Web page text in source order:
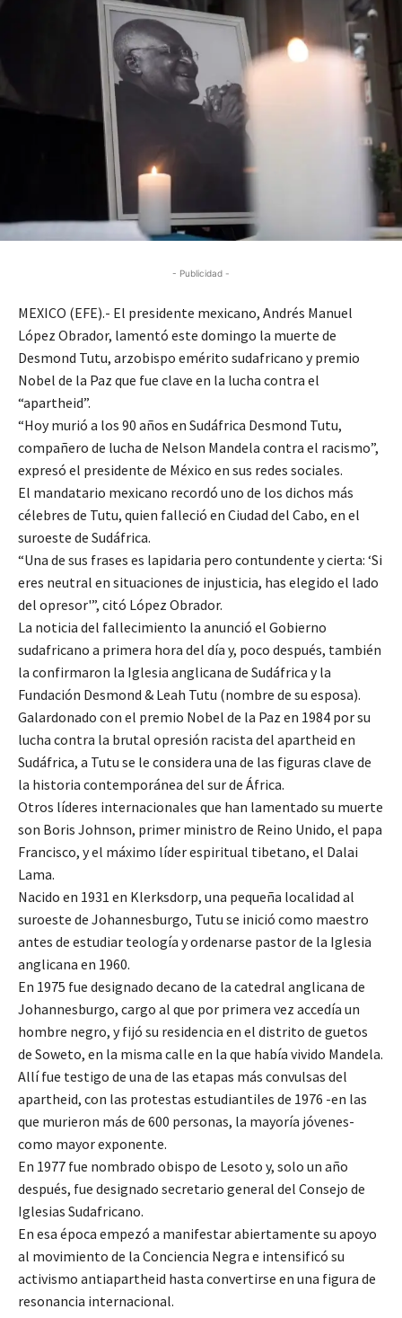
- Publicidad -
MEXICO (EFE).- El presidente mexicano, Andrés Manuel
López Obrador, lamentó este domingo la muerte de
Desmond Tutu, arzobispo emérito sudafricano y premio
Nobel de la Paz que fue clave en la lucha contra el
“apartheid”.
“Hoy murió a los 90 años en Sudáfrica Desmond Tutu,
compañero de lucha de Nelson Mandela contra el racismo”,
expresó el presidente de México en sus redes sociales.
El mandatario mexicano recordó uno de los dichos más
célebres de Tutu, quien falleció en Ciudad del Cabo, en el
suroeste de Sudáfrica.
“Una de sus frases es lapidaria pero contundente y cierta: ‘Si
eres neutral en situaciones de injusticia, has elegido el lado
del opresor'”, citó López Obrador.
La noticia del fallecimiento la anunció el Gobierno
sudafricano a primera hora del día y, poco después, también
la confirmaron la Iglesia anglicana de Sudáfrica y la
Fundación Desmond & Leah Tutu (nombre de su esposa).
Galardonado con el premio Nobel de la Paz en 1984 por su
lucha contra la brutal opresión racista del apartheid en
Sudáfrica, a Tutu se le considera una de las figuras clave de
la historia contemporánea del sur de África.
Otros líderes internacionales que han lamentado su muerte
son Boris Johnson, primer ministro de Reino Unido, el papa
Francisco, y el máximo líder espiritual tibetano, el Dalai
Lama.
Nacido en 1931 en Klerksdorp, una pequeña localidad al
suroeste de Johannesburgo, Tutu se inició como maestro
antes de estudiar teología y ordenarse pastor de la Iglesia
anglicana en 1960.
En 1975 fue designado decano de la catedral anglicana de
Johannesburgo, cargo al que por primera vez accedía un
hombre negro, y fijó su residencia en el distrito de guetos
de Soweto, en la misma calle en la que había vivido Mandela.
Allí fue testigo de una de las etapas más convulsas del
apartheid, con las protestas estudiantiles de 1976 -en las
que murieron más de 600 personas, la mayoría jóvenes-
como mayor exponente.
En 1977 fue nombrado obispo de Lesoto y, solo un año
después, fue designado secretario general del Consejo de
Iglesias Sudafricano.
En esa época empezó a manifestar abiertamente su apoyo
al movimiento de la Conciencia Negra e intensificó su
activismo antiapartheid hasta convertirse en una figura de
resonancia internacional.